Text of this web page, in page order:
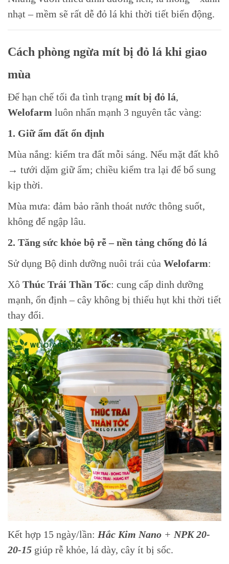
nhạt – mềm sẽ rất dễ đỏ lá khi thời tiết biến động.
Cách phòng ngừa mít bị đỏ lá khi giao
mùa
Để hạn chế tối đa tình trạng mít bị đỏ lá,
Welofarm luôn nhấn mạnh 3 nguyên tắc vàng:
1. Giữ ẩm đất ổn định
Mùa nắng: kiểm tra đất mỗi sáng. Nếu mặt đất khô
→ tưới dặm giữ ẩm; chiều kiểm tra lại để bổ sung
kịp thời.
Mùa mưa: đảm bảo rãnh thoát nước thông suốt,
không để ngập lâu.
2. Tăng sức khỏe bộ rễ – nền tảng chống đỏ lá
Sử dụng Bộ dinh dưỡng nuôi trái của Welofarm:
Xô Thúc Trái Thần Tốc: cung cấp dinh dưỡng
mạnh, ổn định – cây không bị thiếu hụt khi thời tiết
thay đổi.
Kết hợp 15 ngày/lần: Hắc Kim Nano + NPK 20-
20-15 giúp rễ khỏe, lá dày, cây ít bị sốc.